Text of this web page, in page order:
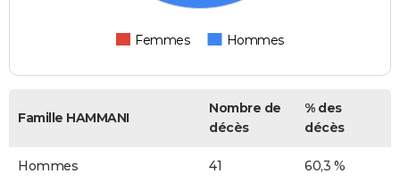
Femmes Hommes
Famille HAMMANI
Nombre de
décès
% des
décès
Hommes 41 60,3 %